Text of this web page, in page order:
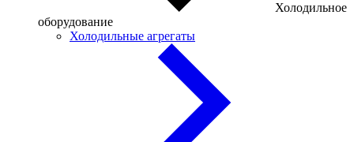
Холодильное
оборудование
Холодильные агрегаты